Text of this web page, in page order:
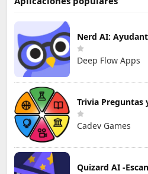
Nerd AI:
Deep Flow Apps
Trivia Preguntas
Cadev Games
Quizard AI -